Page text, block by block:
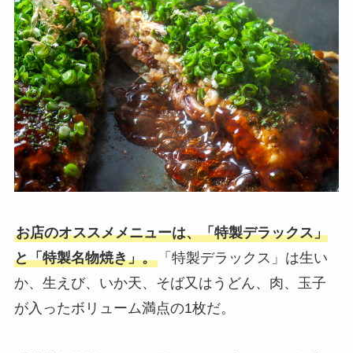
お店のオススメメニューは、「特製デラックス」
と「特製名物焼き」。「特製デラックス」は生い
か、生えび、いか天、そば又はうどん、肉、玉子
が入ったボリューム満点の1枚だ。